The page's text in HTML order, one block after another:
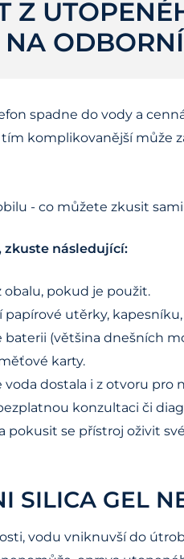
Z
spadne do vody a
komplikovanější může
zkuste následující:
pokud je použit.
utěrky,
(většina dnešních
karty.
voda dostala i z otvoru pro
konzultaci či
pokusit se přístroj oživit
SILICA GEL
vodu vniknuvší do